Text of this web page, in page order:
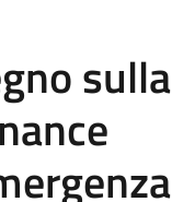
sulla